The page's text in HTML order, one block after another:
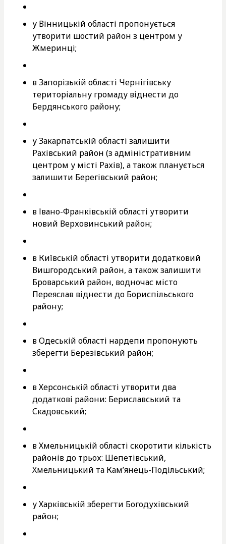
у Вінницькій області пропонується
утворити шостий район з центром у
Жмеринці;
в Запорізькій області Чернігівську
територіальну громаду віднести до
Бердянського району;
у Закарпатській області залишити
Рахівський район (з адміністративним
центром у місті Рахів), а також планується
залишити Берегівський район;
в Івано-Франківській області утворити
новий Верховинський район;
в Київській області утворити додатковий
Вишгородський район, а також залишити
Броварський район, водночас місто
Переяслав віднести до Бориспільського
району;
в Одеській області нардепи пропонують
зберегти Березівський район;
в Херсонській області утворити два
додаткові райони: Бериславський та
Скадовський;
в Хмельницькій області скоротити кількість
районів до трьох: Шепетівський,
Хмельницький та Кам’янець-Подільський;
у Харківській зберегти Богодухівський
район;